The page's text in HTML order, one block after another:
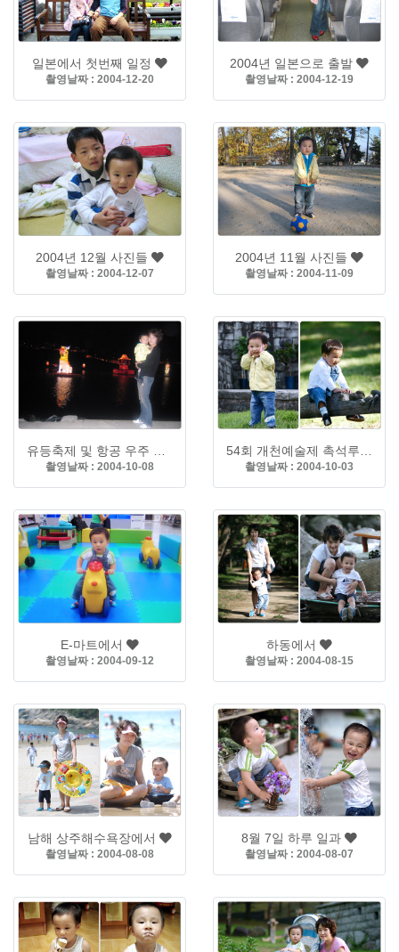
일본에서 첫번째 일정
촬영날짜 : 2004-12-20
2004년 일본으로 출발
촬영날짜 : 2004-12-19
2004년 12월 사진들
촬영날짜 : 2004-12-07
2004년 11월 사진들
촬영날짜 : 2004-11-09
유등축제 및 항공 우주 박물관
촬영날짜 : 2004-10-08
54회 개천예술제 촉석루 그리고 꽃 작품전
촬영날짜 : 2004-10-03
E-마트에서
촬영날짜 : 2004-09-12
하동에서
촬영날짜 : 2004-08-15
남해 상주해수욕장에서
촬영날짜 : 2004-08-08
8월 7일 하루 일과
촬영날짜 : 2004-08-07